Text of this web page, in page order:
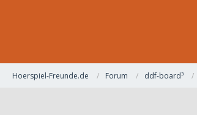
Hoerspiel-Freunde.de Forum ddf-board³